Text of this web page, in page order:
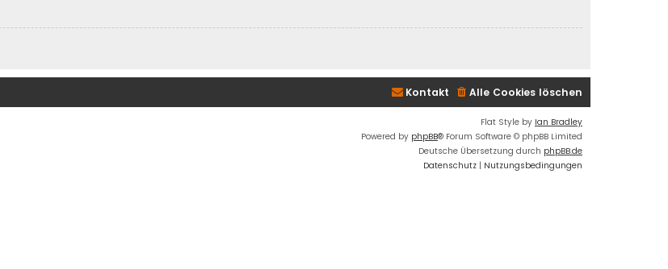
Alle Cookies löschen
Kontakt
Flat Style by Ian Bradley
Powered by phpBB® Forum Software © phpBB Limited
Deutsche Übersetzung durch phpBB.de
Datenschutz | Nutzungsbedingungen